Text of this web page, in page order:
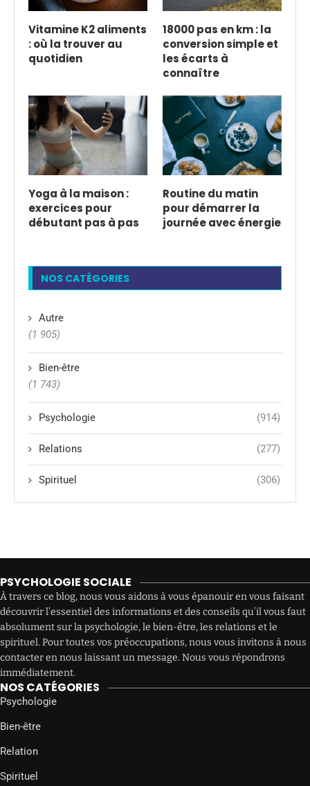
Vitamine K2 aliments
: où la trouver au
quotidien
18000 pas en km : la
conversion simple et
les écarts à
connaître
Yoga à la maison :
exercices pour
débutant pas à pas
Routine du matin
pour démarrer la
journée avec énergie
NOS CATÉGORIES
Autre
(1 905)
Bien-être
(1 743)
Psychologie (914)
Relations (277)
Spirituel (306)
PSYCHOLOGIE SOCIALE
À travers ce blog, nous vous aidons à vous épanouir en vous faisant
découvrir l’essentiel des informations et des conseils qu’il vous faut
absolument sur la psychologie, le bien-être, les relations et le
spirituel. Pour toutes vos préoccupations, nous vous invitons à nous
contacter en nous laissant un message. Nous vous répondrons
immédiatement.
NOS CATÉGORIES
Psychologie
Bien-être
Relation
Spirituel